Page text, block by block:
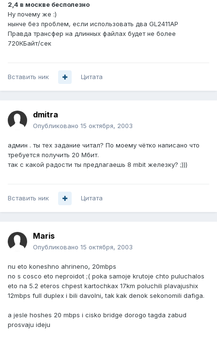
2,4 в москве бесполезно
Ну почему же :)
нынче без проблем, если использовать два GL2411AP
Правда трансфер на длинных файлах будет не более
720КБайт/сек
Вставить ник Цитата
dmitra
Опубликовано 15 октября, 2003
админ . ты тех задание читал? По моему чётко написано что
требуется получить 20 Мбит.
так с какой радости ты предлагаешь 8 mbit железку? ;)))
Вставить ник Цитата
Maris
Опубликовано 15 октября, 2003
nu eto koneshno ahrineno, 20mbps
no s cosco eto neproidot ;( poka samoje krutoje chto puluchalos
eto na 5.2 eteros chpest kartochkax 17km poluchili plavajushix
12mbps full duplex i bili davolni, tak kak denok sekonomili dafiga.
a jesle hoshes 20 mbps i cisko bridge dorogo tagda zabud
prosvaju ideju